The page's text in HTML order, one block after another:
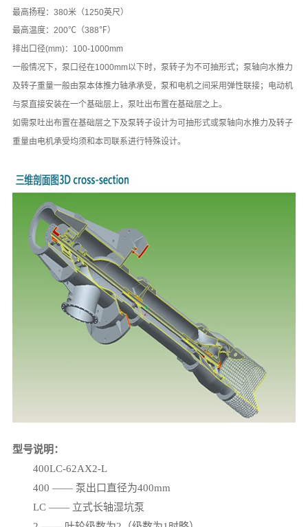
最高扬程： 380米（1250英尺）
最高温度： 200℃（388℉）
排出口径(mm)：100-1000mm
一般情况下，泵口径在1000mm以下时，泵转子为不可抽形式；泵轴向水推力
及转子重量一般由泵本体推力轴承承受，泵和电机之间采用弹性联接；电动机
与泵直接安装在一个基础层上，泵吐出布置在基础层之上。
如需泵吐出布置在基础层之下及泵转子设计为可抽形式或泵轴向水推力及转子
重量由电机承受均须和本司联系进行特殊设计。
型号说明：
400LC-62AX2-L
400 —— 泵出口直径为400mm
LC —— 立式长轴湿坑泵